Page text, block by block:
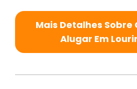
Mais Detalhes Sobre
Alugar Em